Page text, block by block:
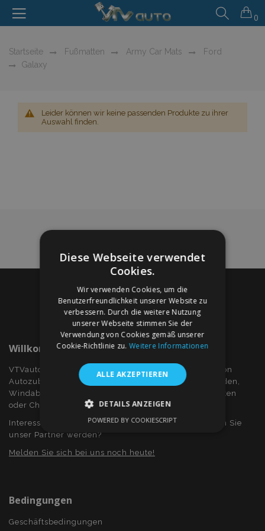
0
Startseite Fußmatten Army Car Mats
Ford
Galaxy
Leider können wir keine passenden Produkte zu ihrer
Auswahl finden.
Willkommen Bei VTVauto.at
VTVauto ist ein Einzelhändler und ein Großhändler von
Autozubehör wie z.B.: Radkappen, bzw. Radzierblenden,
Windabweiser für Seitenfenster, Sitzbezüge, Fuβmatten
oder Chromrahmen und Chromabdeckung...
Interessieren Sie sich für Dropshiping? Oder möchten Sie
unser Partner werden?
Melden Sie sich bei uns noch heute!
Bedingungen
Geschäftsbedingungen
Diese Webseite verwendet
Cookies.
Wir verwenden Cookies, um die
Benutzerfreundlichkeit unserer Website zu
verbessern. Durch die weitere Nutzung
unserer Webseite stimmen Sie der
Verwendung von Cookies gemäß unserer
Cookie-Richtlinie zu.Weitere Informationen
ALLE AKZEPTIEREN
DETAILS ANZEIGEN
PERFORMANCE
Unbedingt erforderlich
POWERED BY COOKIESCRIPT